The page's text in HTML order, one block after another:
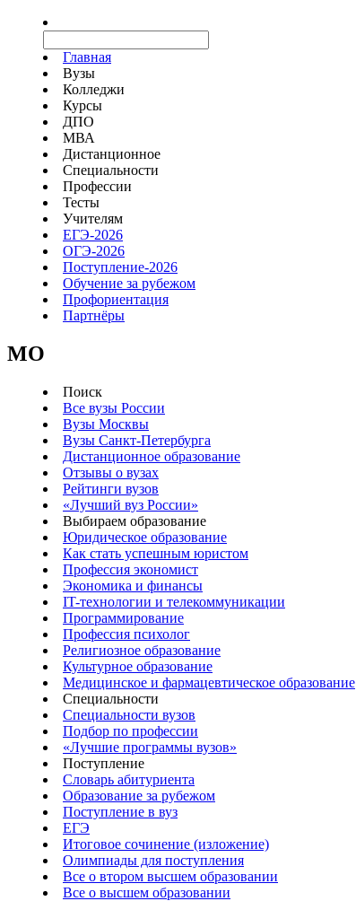
Главная
Вузы
Колледжи
Курсы
ДПО
МВА
Дистанционное
Специальности
Профессии
Тесты
Учителям
ЕГЭ-2026
ОГЭ-2026
Поступление-2026
Обучение за рубежом
Профориентация
Партнёры
MO
Поиск
Все вузы России
Вузы Москвы
Вузы Санкт-Петербурга
Дистанционное образование
Отзывы о вузах
Рейтинги вузов
«Лучший вуз России»
Выбираем образование
Юридическое образование
Как стать успешным юристом
Профессия экономист
Экономика и финансы
IT-технологии и телекоммуникации
Программирование
Профессия психолог
Религиозное образование
Культурное образование
Медицинское и фармацевтическое образование
Специальности
Специальности вузов
Подбор по профессии
«Лучшие программы вузов»
Поступление
Словарь абитуриента
Образование за рубежом
Поступление в вуз
ЕГЭ
Итоговое сочинение (изложение)
Олимпиады для поступления
Все о втором высшем образовании
Все о высшем образовании